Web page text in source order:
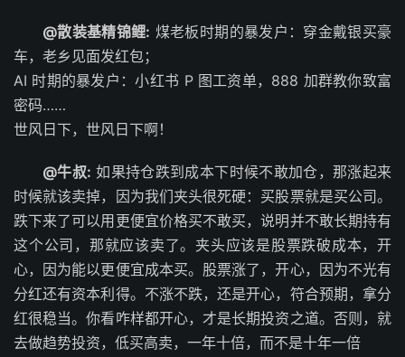
@散装基精锦鲤: 煤老板时期的暴发户：穿金戴银买豪
车，老乡见面发红包；
AI 时期的暴发户：小红书 P 图工资单，888 加群教你致富
密码……
世风日下，世风日下啊！
@牛叔: 如果持仓跌到成本下时候不敢加仓，那涨起来
时候就该卖掉，因为我们夹头很死硬：买股票就是买公司。
跌下来了可以用更便宜价格买不敢买，说明并不敢长期持有
这个公司，那就应该卖了。夹头应该是股票跌破成本，开
心，因为能以更便宜成本买。股票涨了，开心，因为不光有
分红还有资本利得。不涨不跌，还是开心，符合预期，拿分
红很稳当。你看咋样都开心，才是长期投资之道。否则，就
去做趋势投资，低买高卖，一年十倍，而不是十年一倍